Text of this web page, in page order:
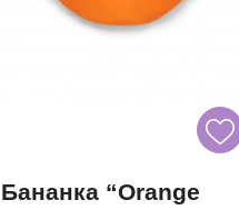
Бананка “Orange